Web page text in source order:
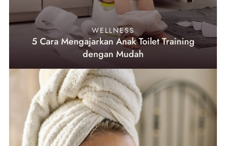
WELLNESS
5 Cara Mengajarkan Anak Toilet Training
dengan Mudah